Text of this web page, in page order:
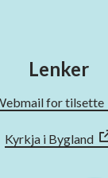
Lenker
for tilsette
Kyrkja i Bygland